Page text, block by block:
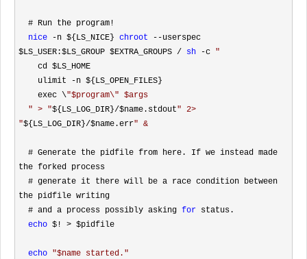
  # Run the program
!
nice -n ${LS_NICE} chroot --userspec
$LS_USER:$LS_GROUP $EXTRA_GROUPS / sh -c
    ulimit
-n ${LS_OPEN_FILES}
    exec \
"$program\" $args
" > "${LS_LOG_DIR}/$name.stdout"
"${LS_LOG_DIR}/$name.err" &
the forked process
the pidfile writing
  # and a process possibly asking
for status.
echo $! > $pidfile
echo "$name started. "